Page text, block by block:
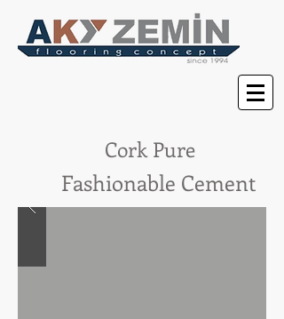
Cork Pure
Fashionable Cement